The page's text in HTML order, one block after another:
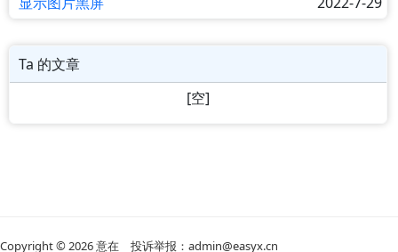
Ta 的文章
[空]
Copyright © 2026意在 投诉举报：admin@easyx.cn